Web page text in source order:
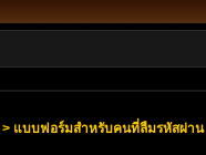
> แบบฟอร์มสำหรับคนที่ลืมรหัสผ่าน